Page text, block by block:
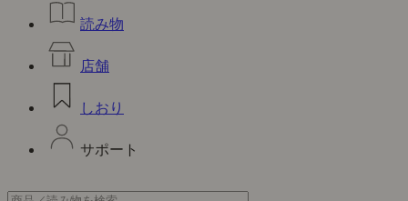
読み物
店舗
しおり
サポート